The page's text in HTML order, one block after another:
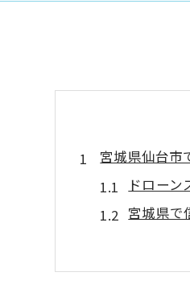
宮城県仙台市
ドロー
宮城県で
ドロー
費用と受